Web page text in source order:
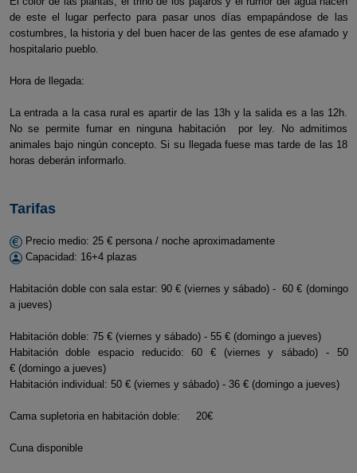
de este el lugar perfecto para pasar unos días empapándose de las
costumbres, la historia y del buen hacer de las gentes de ese afamado y
hospitalario pueblo.
Hora de llegada:
La entrada a la casa rural es apartir de las 13h y la salida es a las 12h.
No se permite fumar en ninguna habitación por ley. No admitimos
animales bajo ningún concepto. Si su llegada fuese mas tarde de las 18
horas deberán informarlo.
Tarifas
Precio medio: 25 € persona / noche aproximadamente
Capacidad: 16+4 plazas
Habitación doble con sala estar: 90 € (viernes y sábado) - 60 € (domingo
a jueves)
Habitación doble: 75 € (viernes y sábado) - 55 € (domingo a jueves)
Habitación doble espacio reducido: 60 € (viernes y sábado) - 50
€ (domingo a jueves)
Habitación individual: 50 € (viernes y sábado) - 36 € (domingo a jueves)
Cama supletoria en habitación doble: 20€
Cuna disponible